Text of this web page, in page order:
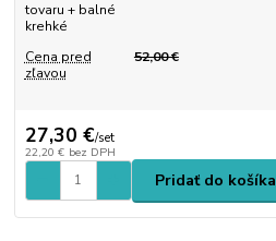
tovaru + balné
krehké
Cena pred
zľavou
52,00 €
27,30 €/set
22,20 € bez DPH
Pridať do košíka